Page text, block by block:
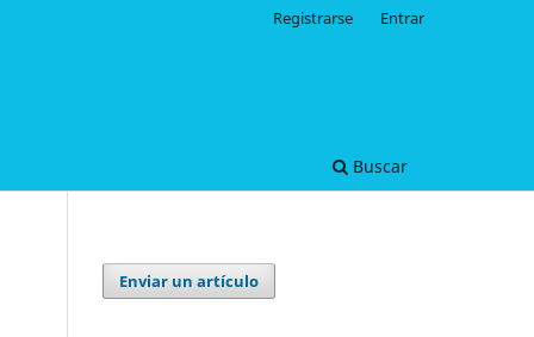
Buscar
Registrarse Entrar
Enviar un artículo